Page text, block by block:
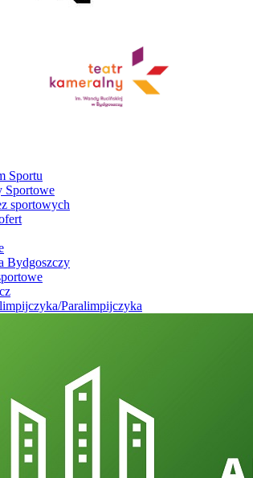
Sportu
Sportowe
sportowych
Bydgoszczy
Paralimpijczyka